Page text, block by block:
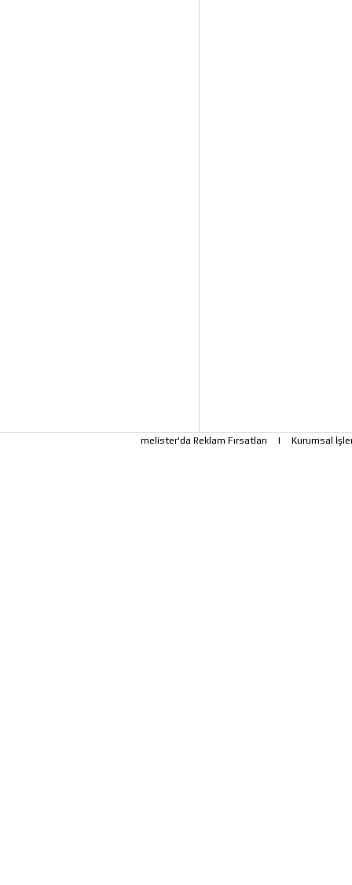
melister'da Reklam Fırsatları | Kurumsal